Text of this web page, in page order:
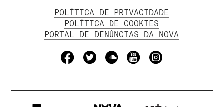
POLÍTICA DE PRIVACIDADE
POLÍTICA DE COOKIES
PORTAL DE DENÚNCIAS DA NOVA